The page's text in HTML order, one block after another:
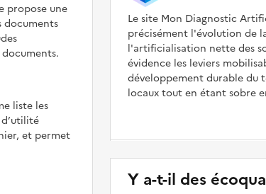
propose une
documents
liste les
et permet
Le site Mon Diagnostic
précisément l'évolution de
l'artificialisation nette des
évidence les leviers
développement durable du
locaux tout en étant sobre
Y a-t-il des